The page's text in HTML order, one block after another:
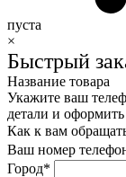
пуста
×
Быстрый
Название товара
Укажите ваш
детали и оформить
Как к вам
Ваш номер
Город*